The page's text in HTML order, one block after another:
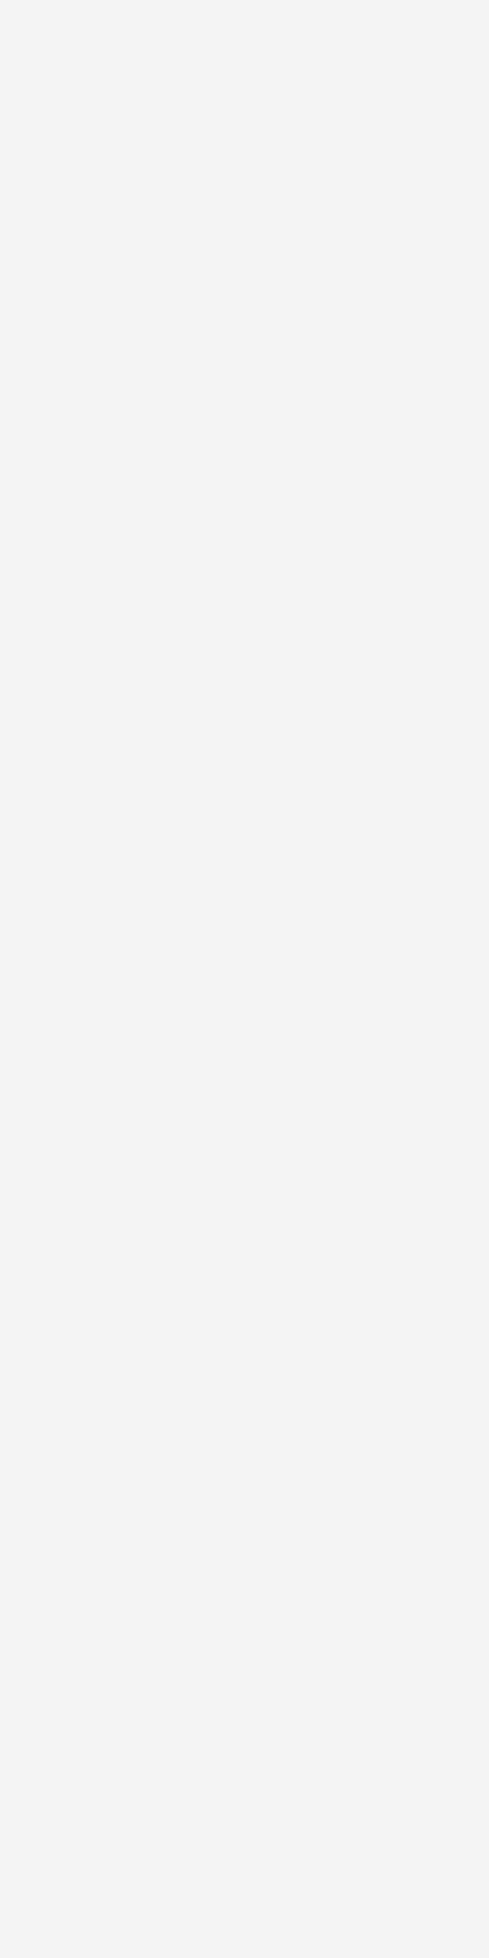
Comfort+
kombinierter Wert der CO₂-Emission: 114 g/km; CO₂-
AGS Comfort
kombinierter Wert der CO₂-Emission: 126 g/km; CO₂-
AGS Comfort+
kombinierter Wert der CO₂-Emission: 127 g/km; CO₂-
Edition
kombinierter Wert der CO2-Emission: 121 g/km; CO2-
Comfort
kombinierter Wert der CO2-Emission: 121 g/km; CO2-
AT Comfort
kombinierter Wert der CO2-Emission: 132 g/km; CO2-
ALLGRIP Comfort
kombinierter Wert der CO2-Emission: 131 g/km; CO2-
ALLGRIP Comfort+
kombinierter Wert der CO2-Emission: 131 g/km; CO2-
ALLGRIP AT Comfort+
6,1 l/100 km; kombinierter Wert der CO2-Emission: 141
CO2-Emission: 102 g/km; CO2-Klasse: C.
Comfort+
plus 1,0 l/100 km; gewichtet kombinierter Wert der
B; kombinierter Kraftstoffverbrauch bei entladener
(bei entladener Batterie): E.
Batterie)
kombiniert: 0 g/km; CO₂-Klasse: A.
Batterie)
Emissionen kombiniert: 0 g/km; CO₂-Klasse: A.
(61 kWh-Batterie)
kWh/100km; CO₂-Emissionen kombiniert: 0 g/km;